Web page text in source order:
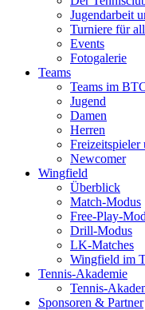
Jugendarbeit
Turniere für
Events
Fotogalerie
Teams
Teams im
Jugend
Damen
Herren
Newcomer
Wingfield
Überblick
Match-Modus
Free-Play-
Drill-Modus
LK-Matches
Wingfield im
Tennis-Akademie
Tennis-
Sponsoren & Partner